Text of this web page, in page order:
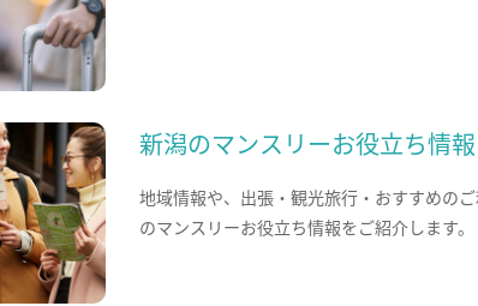
新潟のマンスリーお役立ち情報
地域情報や、出張・観光旅行・おすすめの
のマンスリーお役立ち情報をご紹介します。